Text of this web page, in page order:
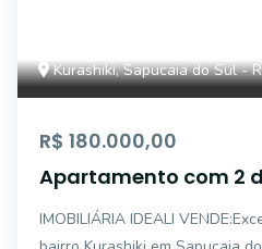
Kurashiki, Sapucaia do Sul -
R$ 180.000,00
Apartamento com 2
IMOBILIÁRIA IDEALI